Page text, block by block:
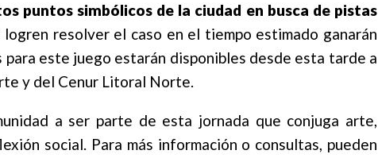
puntos simbólicos de la ciudad en busca de pistas
logren resolver el caso en el tiempo estimado ganarán
para este juego estarán disponibles desde esta tarde a
y del Cenur Litoral Norte.
a ser parte de esta jornada que conjuga arte,
social. Para más información o consultas, pueden